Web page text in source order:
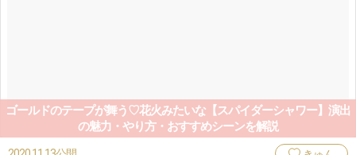
ゴールドのテープが舞う♡花火みたいな【スパイダーシャワー】演出
の魅力・やり方・おすすめシーンを解説